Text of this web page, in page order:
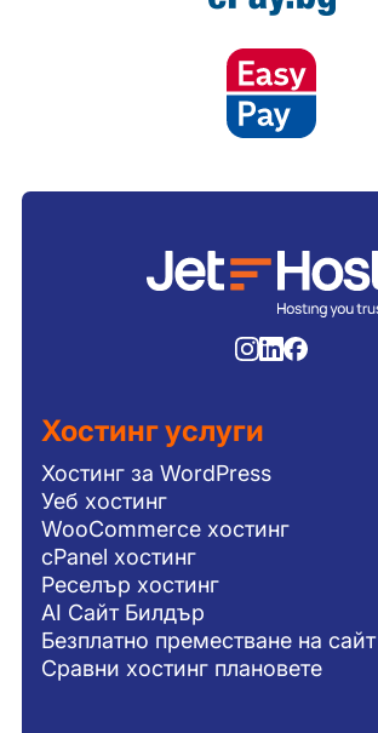
Хостинг услуги
Хостинг за WordPress
Уеб хостинг
WooCommerce хостинг
cPanel хостинг
Реселър хостинг
AI Сайт Билдър
Безплатно преместване на сайт
Сравни хостинг плановете